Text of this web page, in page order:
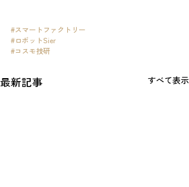
#スマートファクトリー
#ロボットSier
#コスモ技研
最新記事 すべて表示